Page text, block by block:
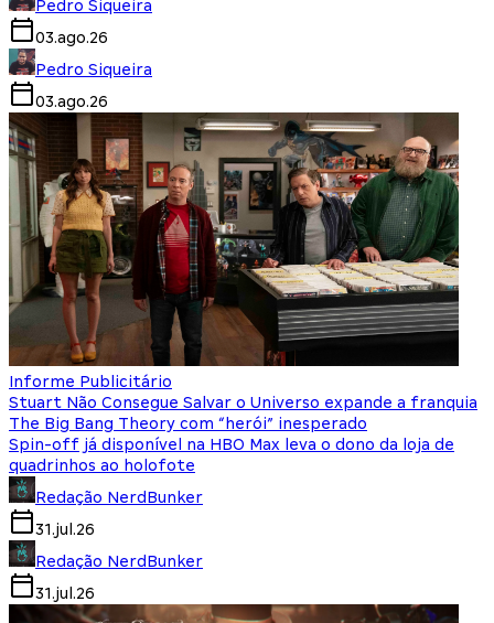
Pedro Siqueira
03.ago.26
Pedro Siqueira
03.ago.26
Informe Publicitário
Stuart Não Consegue Salvar o Universo expande a franquia
The Big Bang Theory com “herói” inesperado
Spin-off já disponível na HBO Max leva o dono da loja de
quadrinhos ao holofote
Redação NerdBunker
31.jul.26
Redação NerdBunker
31.jul.26